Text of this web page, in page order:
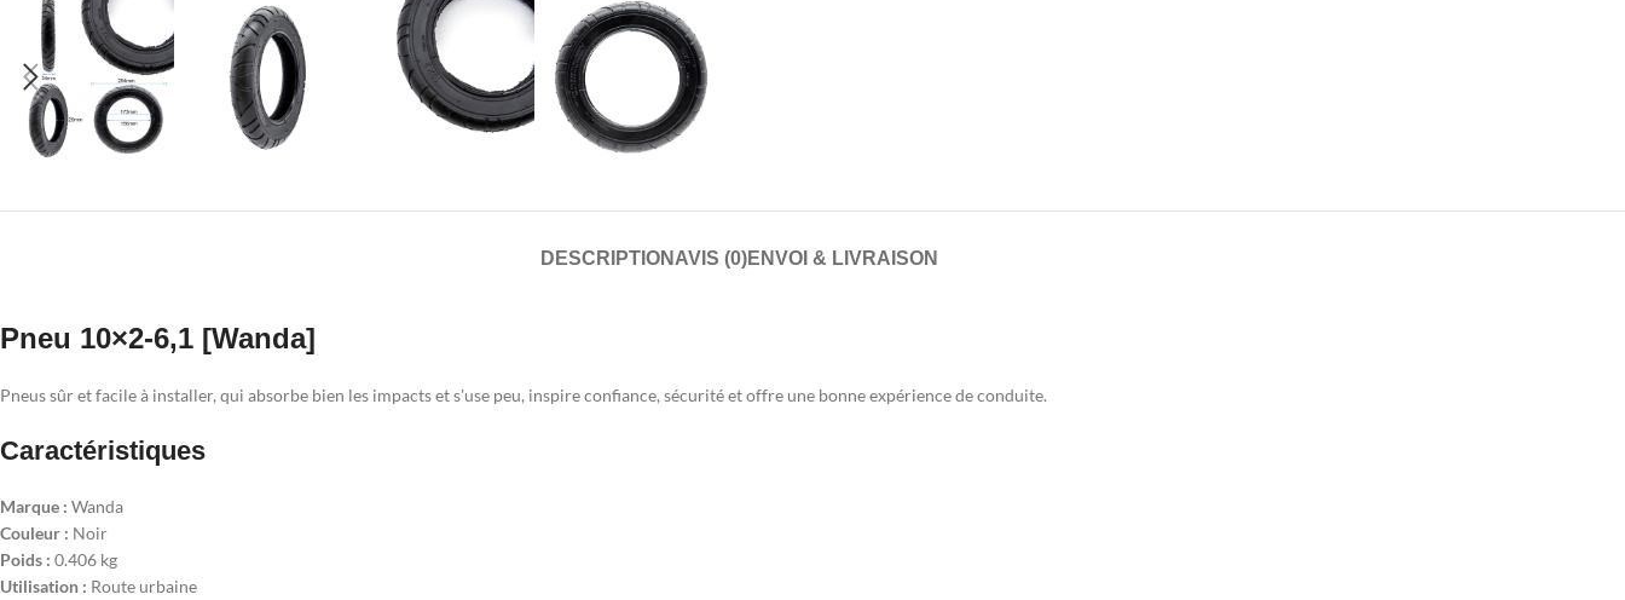
DESCRIPTION AVIS (0)ENVOI & LIVRAISON
Pneu 10×2-6,1 [Wanda]
Pneus sûr et facile à installer, qui absorbe bien les impacts et s'use peu, inspire confiance, sécurité et offre une bonne expérience de conduite.
Caractéristiques
Marque : Wanda
Couleur : Noir
Poids : 0.406 kg
Utilisation : Route urbaine